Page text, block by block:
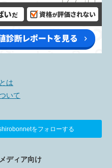
は
いて
をフォローする
ディア向け